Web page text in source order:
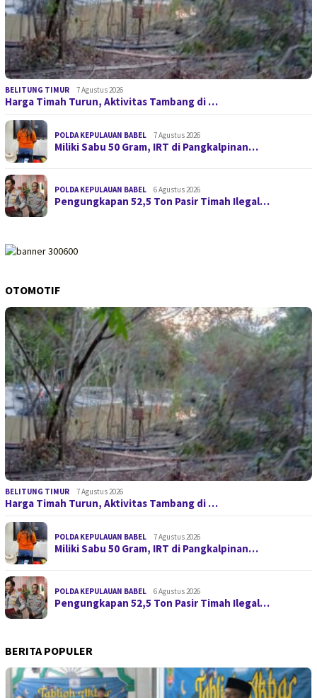
BELITUNG TIMUR 7 Agustus 2026
Harga Timah Turun, Aktivitas Tambang di …
POLDA KEPULAUAN BABEL 7 Agustus 2026
Miliki Sabu 50 Gram, IRT di Pangkalpinan…
POLDA KEPULAUAN BABEL 6 Agustus 2026
Pengungkapan 52,5 Ton Pasir Timah Ilegal…
OTOMOTIF
BELITUNG TIMUR 7 Agustus 2026
Harga Timah Turun, Aktivitas Tambang di …
POLDA KEPULAUAN BABEL 7 Agustus 2026
Miliki Sabu 50 Gram, IRT di Pangkalpinan…
POLDA KEPULAUAN BABEL 6 Agustus 2026
Pengungkapan 52,5 Ton Pasir Timah Ilegal…
BERITA POPULER